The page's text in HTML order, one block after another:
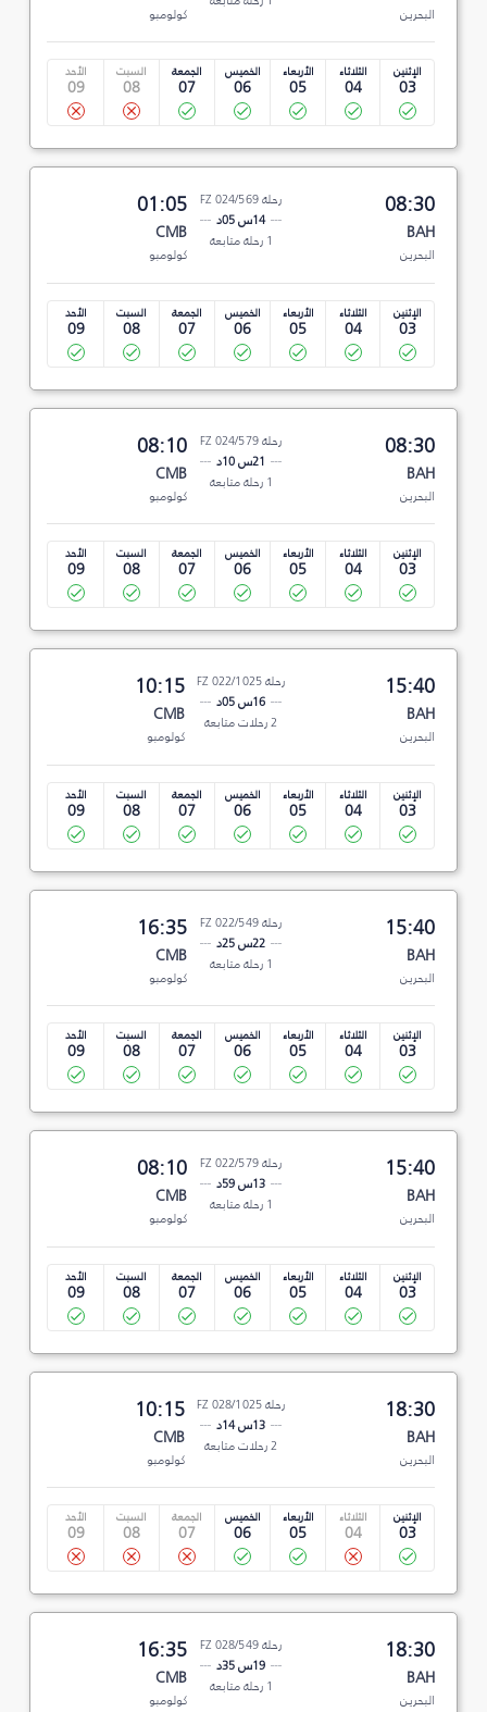
البحرين كولومبو
الإثنين
03
الثلاثاء
04
الأربعاء
05
الخميس
06
الجمعة
07
السبت
08
الأحد
09
08:30
BAH
البحرين
رحلة FZ 024/569
14س 05د
1 رحلة متابعة
01:05
CMB
كولومبو
الإثنين
03
الثلاثاء
04
الأربعاء
05
الخميس
06
الجمعة
07
السبت
08
الأحد
09
08:30
BAH
البحرين
رحلة FZ 024/579
21س 10د
1 رحلة متابعة
08:10
CMB
كولومبو
الإثنين
03
الثلاثاء
04
الأربعاء
05
الخميس
06
الجمعة
07
السبت
08
الأحد
09
15:40
BAH
البحرين
رحلة FZ 022/1025
16س 05د
2 رحلات متابعة
10:15
CMB
كولومبو
الإثنين
03
الثلاثاء
04
الأربعاء
05
الخميس
06
الجمعة
07
السبت
08
الأحد
09
15:40
BAH
البحرين
رحلة FZ 022/549
22س 25د
1 رحلة متابعة
16:35
CMB
كولومبو
الإثنين
03
الثلاثاء
04
الأربعاء
05
الخميس
06
الجمعة
07
السبت
08
الأحد
09
15:40
BAH
البحرين
رحلة FZ 022/579
13س 59د
1 رحلة متابعة
08:10
CMB
كولومبو
الإثنين
03
الثلاثاء
04
الأربعاء
05
الخميس
06
الجمعة
07
السبت
08
الأحد
09
18:30
BAH
البحرين
رحلة FZ 028/1025
13س 14د
2 رحلات متابعة
10:15
CMB
كولومبو
الإثنين
03
الثلاثاء
04
الأربعاء
05
الخميس
06
الجمعة
07
السبت
08
الأحد
09
18:30
BAH
البحرين
رحلة FZ 028/549
19س 35د
1 رحلة متابعة
16:35
CMB
كولومبو